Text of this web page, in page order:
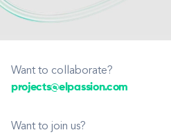
Want to collaborate?
projects@elpassion.com
Want to join us?